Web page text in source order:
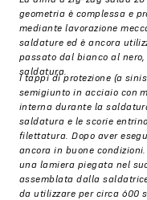
geometria è complessa e
mediante lavorazione
saldature ed è ancora
passato dal bianco al
saldatura.
I tappi di protezione (a
semigiunto in acciaio con
interna durante la
saldatura e le scorie
filettatura. Dopo aver
ancora in buone
una lamiera piegata nel
assemblata dalla
da utilizzare per circa 600